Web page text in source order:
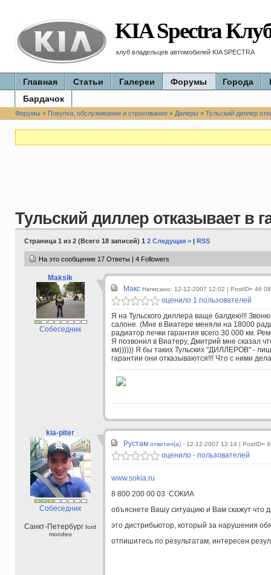
KIA Spectra
клуб владельцев автомобилей KIA SPECTRA
Главная Статьи Галереи Форумы Города
Бардачок
Форумы» Покупка, обслуживание и страхование» Дилеры» Тульский диллер
Тульский диллер отказывает в
Страница 1 из 2 (Всего 18 записей) 1 2 Следущая >| RSS
На это сообщение 17 Ответы | 4 Followers
Maksik
Собеседник
Макс Написано: 12-12-2007 12:02 | PostID= 46
оценило 1 пользователей
Я на Тульского диллера ваще балдею!!!
салоне. (Мне в Виатере меняли на 18000
радиатор печки гарантия всего 30 000 км.
Я позвонил в Виатеру, Дмитрий мне сказал
км)))))) Я бы таких Тульских "ДИЛЛЕРОВ" -
гарантии они отказываются!!! Что с ними
kia-piter
Собеседник
Санкт-Петербург ford
mondeo
Рустам ответил(а) - 12-12-2007 12:14 | PostID=
оценило - пользователей
www.sokia.ru
8 800 200 00 03 СОКИА
объяснете Вашу ситуацию и Вам скажут что
это дистрибьютор, который за нарушения
отпишитесь по результатам, интересен